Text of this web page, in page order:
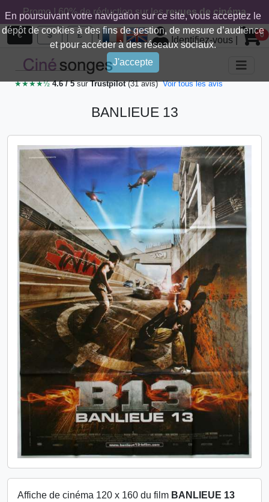
En poursuivant votre navigation sur ce site, vous acceptez le
dépôt de cookies à des fins de gestion, de mesure d’audience
et pour accéder à des réseaux sociaux.
J'accepte
Promo ! 60% de réduction sur lesrevues de cinéma
€ $ £ |
Identifiez-vous 0
★★★★½4.6 / 5surTrustpilot(31 avis) Voir tous les avis
BANLIEUE 13
Affiche de cinéma 120 x 160 du film BANLIEUE 13